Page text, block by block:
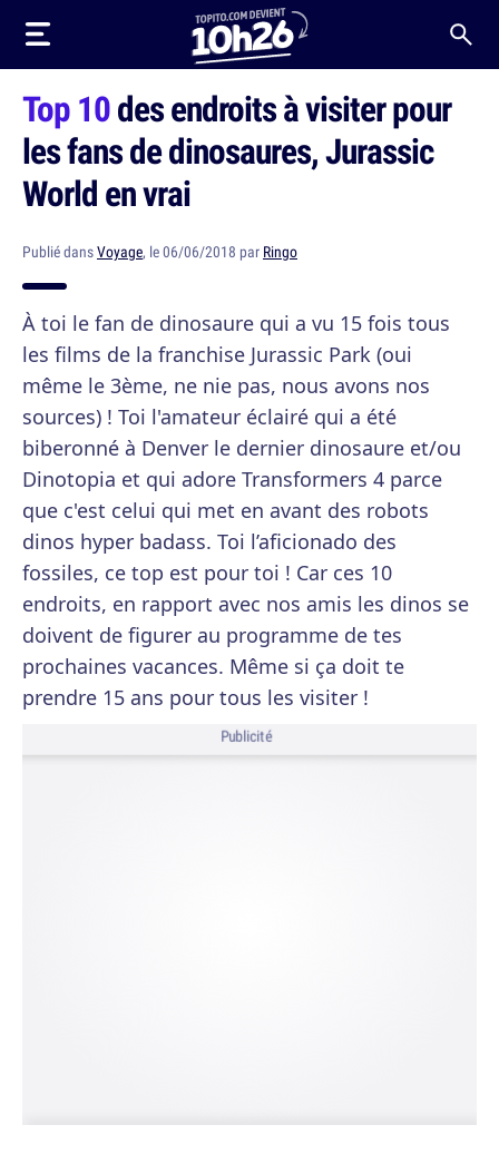
Top 10des endroits à visiter pour
les fans de dinosaures, Jurassic
World en vrai
Publié dansVoyage, le 06/06/2018 par Ringo
À toi le fan de dinosaure qui a vu 15 fois tous
les films de la franchise Jurassic Park (oui
même le 3ème, ne nie pas, nous avons nos
sources) ! Toi l'amateur éclairé qui a été
biberonné à Denver le dernier dinosaure et/ou
Dinotopia et qui adore Transformers 4 parce
que c'est celui qui met en avant des robots
dinos hyper badass. Toi l’aficionado des
fossiles, ce top est pour toi ! Car ces 10
endroits, en rapport avec nos amis les dinos se
doivent de figurer au programme de tes
prochaines vacances. Même si ça doit te
prendre 15 ans pour tous les visiter !
Publicité